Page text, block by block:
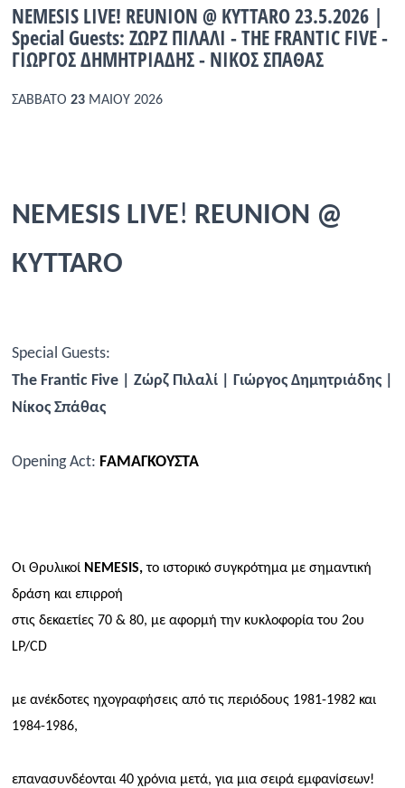
Κόσμος
Πολιτισμός
NEMESIS LIVE! REUNION @ KYTTARO 23.5.2026 |
Special Guests: ΖΩΡΖ ΠΙΛΑΛΙ - THE FRANTIC FIVE -
ΓΙΩΡΓΟΣ ΔΗΜΗΤΡΙΑΔΗΣ - ΝΙΚΟΣ ΣΠΑΘΑΣ
ΣΑΒΒΑΤΟ 23ΜΑΙΟΥ 2026
NEMESIS LIVE! REUNION @
KYTTARO
Special Guests:
The Frantic Five | Ζώρζ Πιλαλί| Γιώργος Δημητριάδης|
Νίκος Σπάθας
Opening Act: FΑΜΑΓΚΟΥΣΤΑ
Οι Θρυλικοί NEMESIS,το ιστορικό συγκρότημα με σημαντική
δράση και επιρροή
στις δεκαετίες 70 & 80, με αφορμή την κυκλοφορία του 2ου
LP/CD
με ανέκδοτες ηχογραφήσεις από τις περιόδους 1981-1982 και
1984-1986,
επανασυνδέονται 40 χρόνια μετά, για μια σειρά εμφανίσεων!